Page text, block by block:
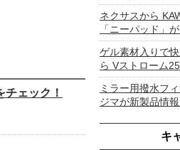
ェック！
ネクサスから
「ニーパッド」が
ゲル素材入りで
ら Vストローム
ミラー用撥水フ
ジマが新製品情
キ